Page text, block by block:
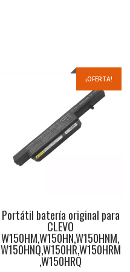
¡OFERTA!
Portátil batería original para
CLEVO
W150HM,W150HN,W150HNM,
W150HNQ,W150HR,W150HRM
,W150HRQ